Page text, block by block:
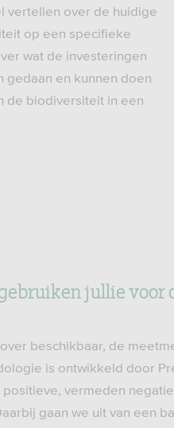
vertellen over de huidige
op een specifieke
wat de investeringen
gedaan en kunnen doen
de biodiversiteit in een
jullie voor
beschikbaar, de
is ontwikkeld door
vermeden
gaan we uit van een